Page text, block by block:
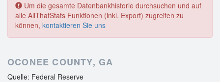
Um die gesamte Datenbankhistorie durchsuchen und auf
alle AllThatStats Funktionen (inkl. Export) zugreifen zu
können, kontaktieren Sie uns
OCONEE COUNTY, GA
Quelle: Federal Reserve